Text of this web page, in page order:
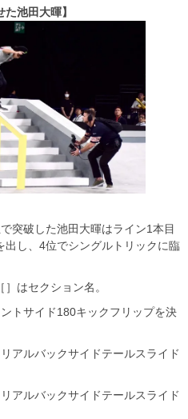
池田大暉】
突破した池田大暉はライン1本目
し、4位でシングルトリックに臨
はセクション名。
トサイド180キックフリップを決
アルバックサイドテールスライド
アルバックサイドテールスライド